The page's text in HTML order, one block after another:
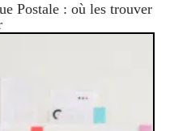
Postale : où les trouver